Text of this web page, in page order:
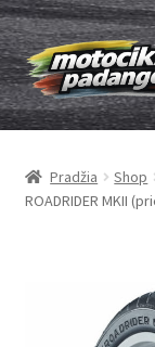
Pereiti
prie
meniu
Pereiti
prie
turinio
Padangos
Kameros
Kaip užsisakyti
Pradžia Shop
ROADRIDER MKII